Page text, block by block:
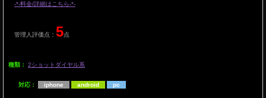
-*-料金/詳細はこちら-*-
管理人評価点： 5点
種類： 2ショットダイヤル系
対応： iphone android pc